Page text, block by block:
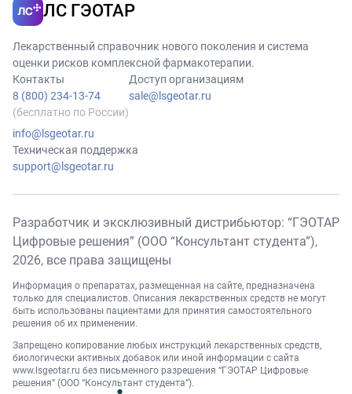
ЛС ГЭОТАР
Лекарственный справочник нового поколения и система
оценки рисков комплексной фармакотерапии.
Контакты
8 (800) 234-13-74
(бесплатно по России)
info@lsgeotar.ru
Доступ организациям
sale@lsgeotar.ru
Техническая поддержка
support@lsgeotar.ru
Разработчик и эксклюзивный дистрибьютор: “ГЭОТАР
Цифровые решения” (ООО “Консультант студента”),
2026, все права защищены
Информация о препаратах, размещенная на сайте, предназначена
только для специалистов. Описания лекарственных средств не могут
быть использованы пациентами для принятия самостоятельного
решения об их применении.
Запрещено копирование любых инструкций лекарственных средств,
биологически активных добавок или иной информации с сайта
www.lsgeotar.ru без письменного разрешения “ГЭОТАР Цифровые
решения” (ООО “Консультант студента”).